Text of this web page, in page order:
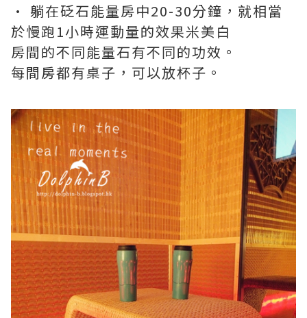
· 躺在砭石能量房中20-30分鐘，就相當
於慢跑1小時運動量的效果米美白
房間的不同能量石有不同的功效。
每間房都有桌子，可以放杯子。